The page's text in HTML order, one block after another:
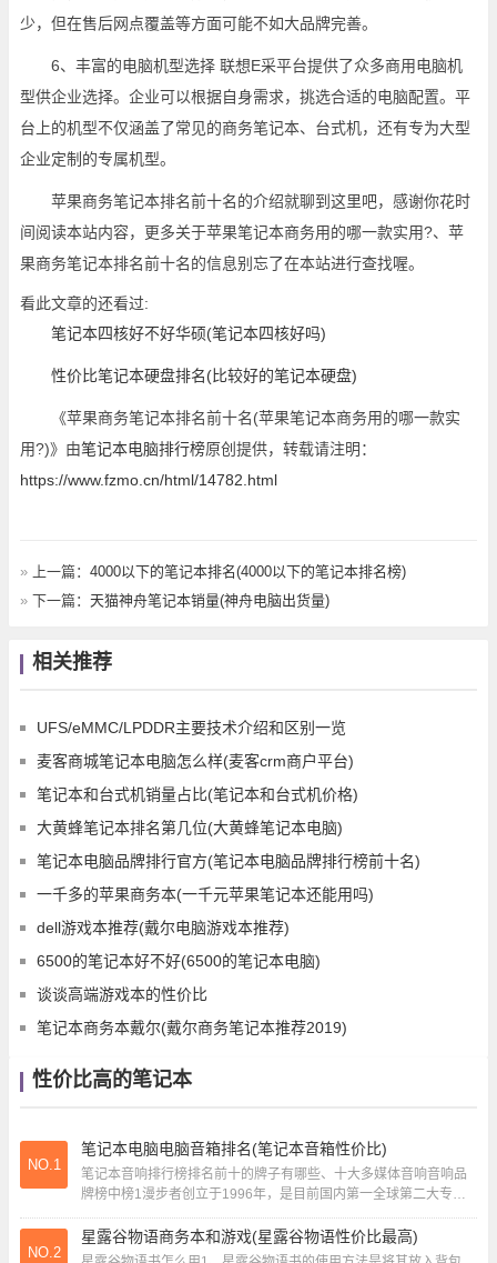
少，但在售后网点覆盖等方面可能不如大品牌完善。
6、丰富的电脑机型选择 联想E采平台提供了众多商用电脑机
型供企业选择。企业可以根据自身需求，挑选合适的电脑配置。平
台上的机型不仅涵盖了常见的商务笔记本、台式机，还有专为大型
企业定制的专属机型。
苹果商务笔记本排名前十名的介绍就聊到这里吧，感谢你花时
间阅读本站内容，更多关于苹果笔记本商务用的哪一款实用?、苹
果商务笔记本排名前十名的信息别忘了在本站进行查找喔。
看此文章的还看过:
笔记本四核好不好华硕(笔记本四核好吗)
性价比笔记本硬盘排名(比较好的笔记本硬盘)
《苹果商务笔记本排名前十名(苹果笔记本商务用的哪一款实
用?)》由笔记本电脑排行榜原创提供，转载请注明：
https://www.fzmo.cn/html/14782.html
» 上一篇： 4000以下的笔记本排名(4000以下的笔记本排名榜)
» 下一篇： 天猫神舟笔记本销量(神舟电脑出货量)
相关推荐
UFS/eMMC/LPDDR主要技术介绍和区别一览
麦客商城笔记本电脑怎么样(麦客crm商户平台)
笔记本和台式机销量占比(笔记本和台式机价格)
大黄蜂笔记本排名第几位(大黄蜂笔记本电脑)
笔记本电脑品牌排行官方(笔记本电脑品牌排行榜前十名)
一千多的苹果商务本(一千元苹果笔记本还能用吗)
dell游戏本推荐(戴尔电脑游戏本推荐)
6500的笔记本好不好(6500的笔记本电脑)
谈谈高端游戏本的性价比
笔记本商务本戴尔(戴尔商务笔记本推荐2019)
性价比高的笔记本
NO.1
笔记本电脑电脑音箱排名(笔记本音箱性价比)
笔记本音响排行榜排名前十的牌子有哪些、十大多媒体音响音响品
牌榜中榜1漫步者创立于1996年，是目前国内第一全球第二大专业
多媒体音响企业2惠威Hivi 美国品牌，...
NO.2
星露谷物语商务本和游戏(星露谷物语性价比最高)